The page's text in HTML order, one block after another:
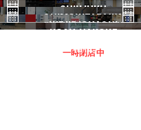
SHINJUKU
新宿
SHIMOKITAZAWA
下北沢
IKEJIRIOHASHI
一時閉店中
NOAH HAKONE
箱根